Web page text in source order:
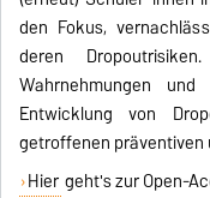
den Fokus,
deren
Wahrnehmungen
Entwicklung von
getroffenen präventiven
Hier geht's zur Open-